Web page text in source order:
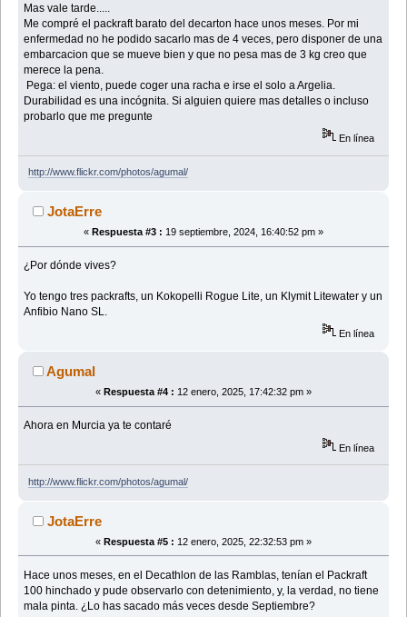
Mas vale tarde.....
Me compré el packraft barato del decarton hace unos meses. Por mi
enfermedad no he podido sacarlo mas de 4 veces, pero disponer de una
embarcacion que se mueve bien y que no pesa mas de 3 kg creo que
merece la pena.
Pega: el viento, puede coger una racha e irse el solo a Argelia.
Durabilidad es una incógnita. Si alguien quiere mas detalles o incluso
probarlo que me pregunte
En línea
http://www.flickr.com/photos/agumal/
JotaErre
« Respuesta #3 : 19 septiembre, 2024, 16:40:52 pm »
¿Por dónde vives?
Yo tengo tres packrafts, un Kokopelli Rogue Lite, un Klymit Litewater y un
Anfibio Nano SL.
En línea
Agumal
« Respuesta #4 : 12 enero, 2025, 17:42:32 pm »
Ahora en Murcia ya te contaré
En línea
http://www.flickr.com/photos/agumal/
JotaErre
« Respuesta #5 : 12 enero, 2025, 22:32:53 pm »
Hace unos meses, en el Decathlon de las Ramblas, tenían el Packraft
100 hinchado y pude observarlo con detenimiento, y, la verdad, no tiene
mala pinta. ¿Lo has sacado más veces desde Septiembre?